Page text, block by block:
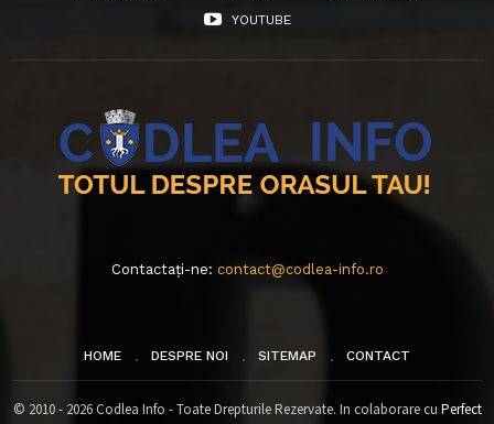
YOUTUBE
Contactați-ne: contact@codlea-info.ro
HOME DESPRE NOI SITEMAP CONTACT
© 2010 - 2026 Codlea Info - Toate Drepturile Rezervate. In colaborare cu Perfect